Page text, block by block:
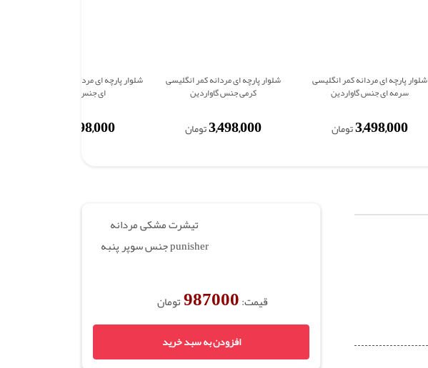
شلوار پارچه ای مردانه کمر انگلیسی
سرمه ای جنس گاواردین
3,498,000تومان
شلوار پارچه ای مردانه کمر انگلیسی
کرمی جنس گاواردین
3,498,000تومان
شلوار پارچه ای مردانه کمر انگلیسی قهوه
ای جنس گاواردین
3,498,000
تیشرت مشکی مردانه
punisher جنس سوپر پنبه
قیمت:987000تومان
افزودن به سبد خرید